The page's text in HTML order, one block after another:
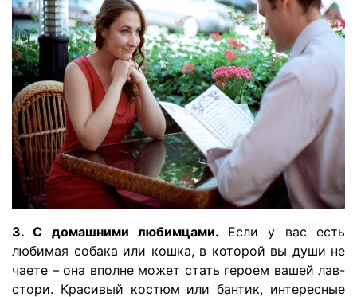
3. С домашними любимцами. Если у вас есть
любимая собака или кошка, в которой вы души не
чаете – она вполне может стать героем вашей лав-
стори. Красивый костюм или бантик, интересные